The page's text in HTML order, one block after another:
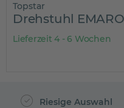
Topstar
Drehstuhl EMARO
Lieferzeit 4 - 6 Wochen
Riesige Auswahl